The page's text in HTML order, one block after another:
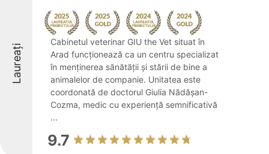
Laureați
Cabinetul veterinar GIU the Vet situat în
Arad funcționează ca un centru specializat
în menținerea sănătății și stării de bine a
animalelor de companie. Unitatea este
coordonată de doctorul Giulia Nădășan-
Cozma, medic cu experiență semnificativă
...
9.7